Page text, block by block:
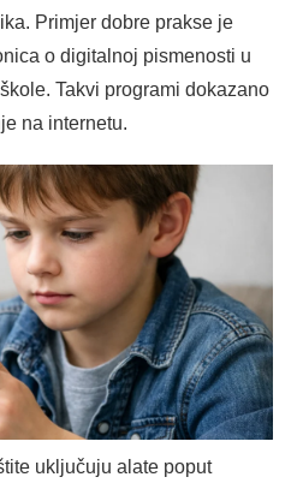
Primjer dobre prakse je
o digitalnoj pismenosti u
Takvi programi dokazano
na internetu.
uključuju alate poput